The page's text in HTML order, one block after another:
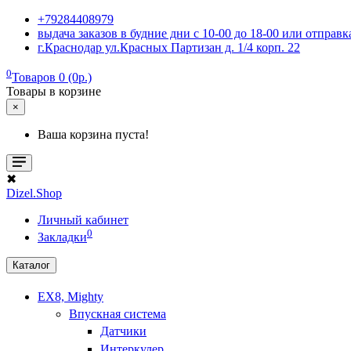
+79284408979
выдача заказов в будние дни с 10-00 до 18-00 или
г.Краснодар ул.Красных Партизан д. 1/4 корп. 22
0Товаров 0 (0р.)
Товары в корзине
×
Ваша корзина пуста!
✖
Dizel.Shop
Личный кабинет
Закладки0
Каталог
EX8, Mighty
Впускная система
Датчики